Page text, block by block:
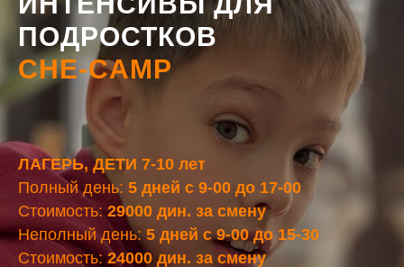
ПОДРОСТКОВ
CHE-CAMP
ЛАГЕРЬ, ДЕТИ 7-10 лет
Полный день: 5 дней с 9-00 до 17-00
Стоимость: 29000 дин. за смену
Неполный день:5 дней с 9-00 до 15-30
Стоимость:24000 дин. за смену